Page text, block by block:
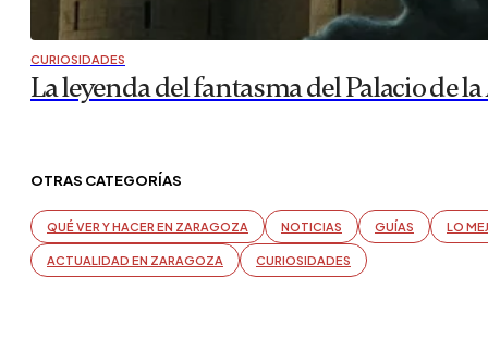
CURIOSIDADES
La leyenda del fantasma del Palacio de
OTRAS CATEGORÍAS
QUÉ VER Y HACER EN ZARAGOZA NOTICIAS GUÍAS LO
ACTUALIDAD EN ZARAGOZA CURIOSIDADES